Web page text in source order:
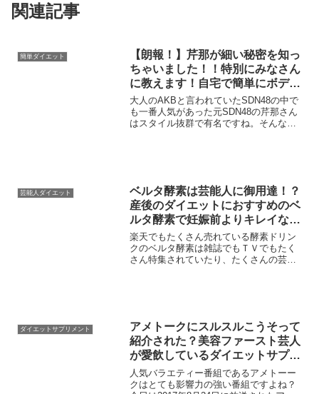
関連記事
簡単ダイエット
【朗報！】芹那が細い秘密を知っ
ちゃいました！！特別にみなさん
に教えます！自宅で簡単にボディ
ーメイクができるボニックプロで
モテモテに♪
大人のAKBと言われていたSDN48の中で
も一番人気があった元SDN48の芹那さん
はスタイル抜群で有名ですね。そんな芹
芸能人ダイエット
ベルタ酵素は芸能人に御用達！？
産後のダイエットにおすすめのベ
ルタ酵素で妊娠前よりキレイな体
を作ろう！
楽天でもたくさん売れている酵素ドリン
クのベルタ酵素は雑誌でもＴＶでもたく
さん特集されていたり、たくさんの芸能
ダイエットサプリメント
アメトークにスルスルこうそって
紹介された？美容ファースト芸人
が愛飲しているダイエットサプリ
が特別に７０％OFFの９９０円！
人気バラエティー番組であるアメトーー
クはとても影響力の強い番組ですよね？